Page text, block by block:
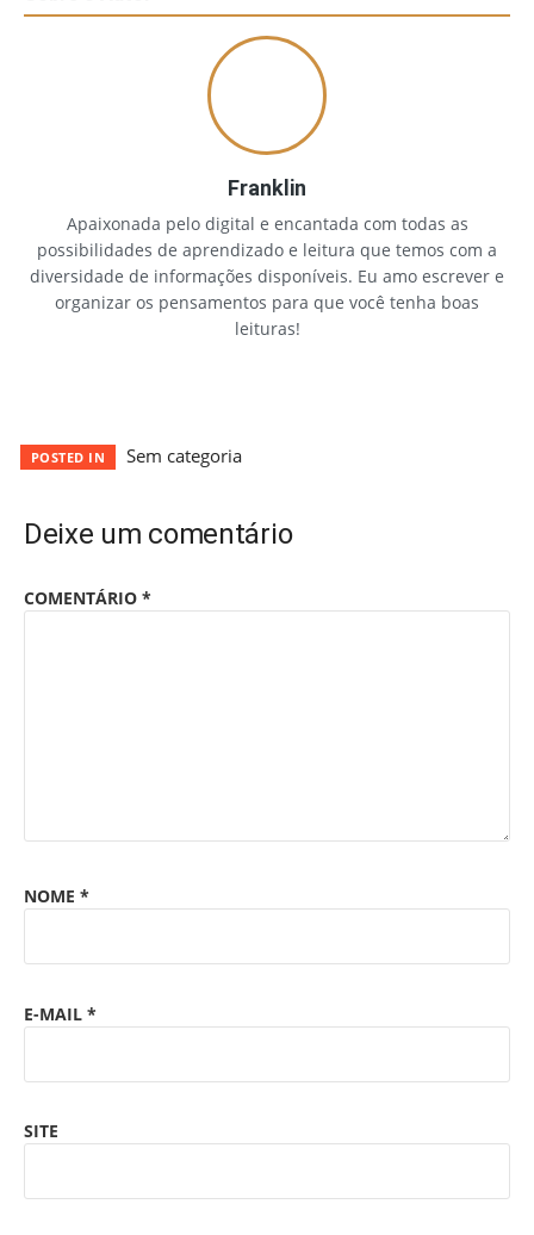
Franklin
Apaixonada pelo digital e encantada com todas as
possibilidades de aprendizado e leitura que temos com a
diversidade de informações disponíveis. Eu amo escrever e
organizar os pensamentos para que você tenha boas
leituras!
POSTED IN Sem categoria
Deixe um comentário
COMENTÁRIO *
NOME *
E-MAIL *
SITE